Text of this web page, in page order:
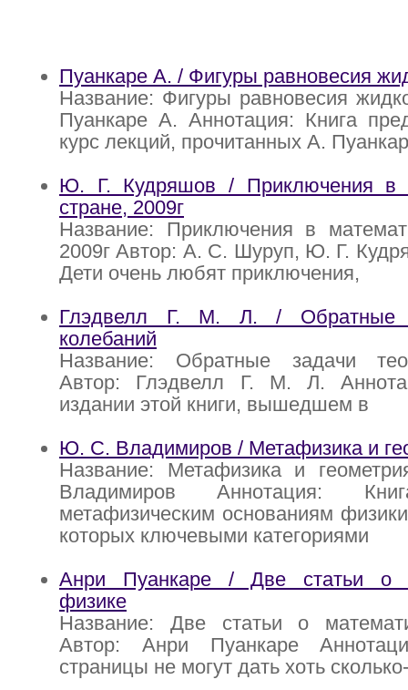
Пуанкаре А. / Фигуры равновесия
Название: Фигуры равновесия
Пуанкаре А. Аннотация: Книга
курс лекций, прочитанных А.
Ю. Г. Кудряшов / Приключения в
стране, 2009г
Название: Приключения в
2009г Автор: А. С. Шуруп, Ю. Г.
Дети очень любят приключения,
Глэдвелл Г. М. Л. / Обратные
колебаний
Название: Обратные задачи
Автор: Глэдвелл Г. М. Л.
издании этой книги, вышедшем в
Ю. С. Владимиров / Метафизика и
Название: Метафизика и
Владимиров Аннотация:
метафизическим основаниям
которых ключевыми категориями
Анри Пуанкаре / Две статьи о
физике
Название: Две статьи о
Автор: Анри Пуанкаре
страницы не могут дать хоть